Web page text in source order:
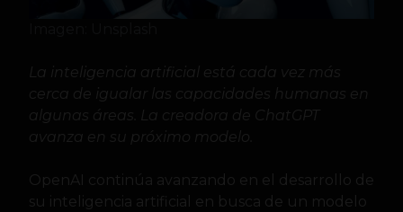
La inteligencia artificial está cada vez más
cerca de igualar las capacidades humanas en
algunas áreas. La creadora de ChatGPT
avanza en su próximo modelo.
OpenAI continúa avanzando en el desarrollo de
su inteligencia artificial en busca de un modelo